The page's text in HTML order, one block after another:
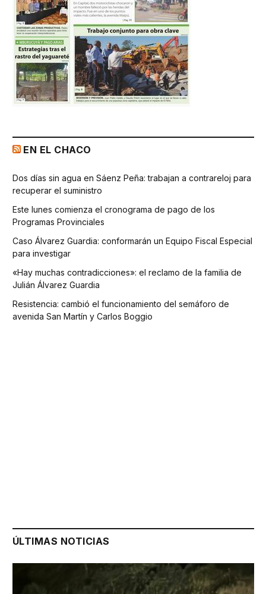
EN EL CHACO
Dos días sin agua en Sáenz Peña: trabajan a contrareloj para
recuperar el suministro
Este lunes comienza el cronograma de pago de los
Programas Provinciales
Caso Álvarez Guardia: conformarán un Equipo Fiscal Especial
para investigar
«Hay muchas contradicciones»: el reclamo de la familia de
Julián Álvarez Guardia
Resistencia: cambió el funcionamiento del semáforo de
avenida San Martín y Carlos Boggio
ÚLTIMAS NOTICIAS